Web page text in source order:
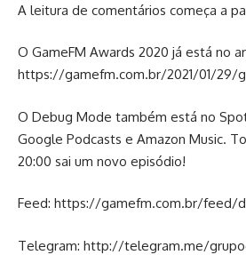
A leitura de comentários começa a
O GameFM Awards 2020 já está no
https://gamefm.com.br/2021/01/29/
O Debug Mode também está no
Google Podcasts e Amazon Music.
20:00 sai um novo episódio!
Feed: https://gamefm.com.br/feed/
Telegram: http://telegram.me/